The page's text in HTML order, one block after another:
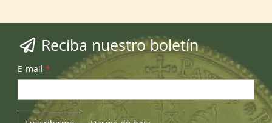
Reciba nuestro boletín
E-mail *